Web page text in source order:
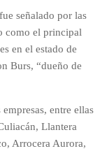
señalado por las
como el principal
en el estado de
Burs, “dueño de
entre ellas
Llantera
Arrocera Aurora,